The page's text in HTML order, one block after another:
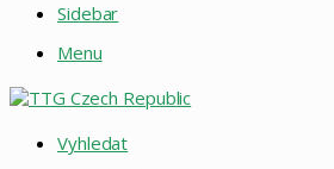
Sidebar
Menu
Vyhledat